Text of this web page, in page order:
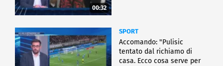
00:32
SPORT
Accomando: "Pulisic
tentato dal richiamo di
casa. Ecco cosa serve per